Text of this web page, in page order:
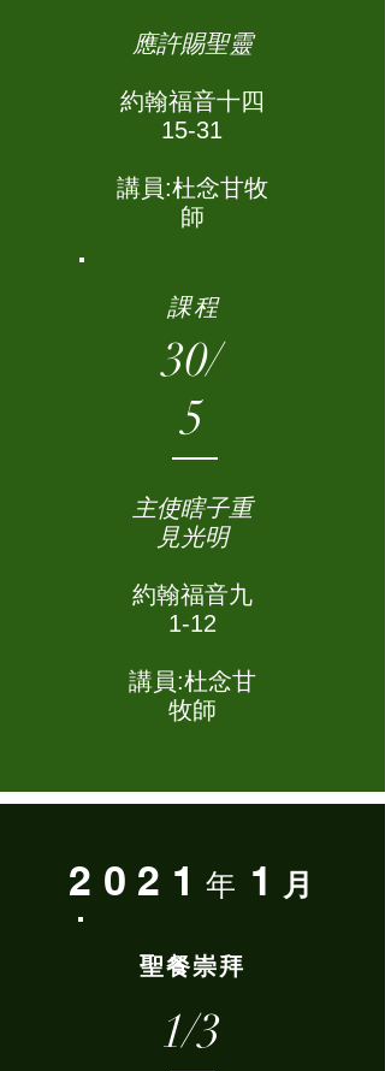
應許賜聖靈
約翰福音十四
15-31
講員:杜念甘牧
師
課程
30/
5
主使瞎子重
見光明
約翰福音九
1-12
講員:杜念甘
牧師
2021年 1 月
聖餐崇拜
1/3